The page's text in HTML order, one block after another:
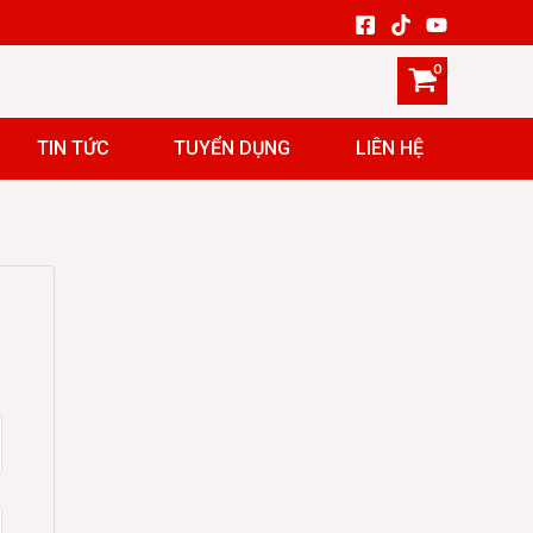
TIN TỨC TUYỂN DỤNG LIÊN HỆ